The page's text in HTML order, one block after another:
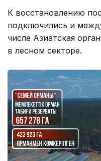
К восстановлению
подключились и
числе Азиатская
в лесном секторе.